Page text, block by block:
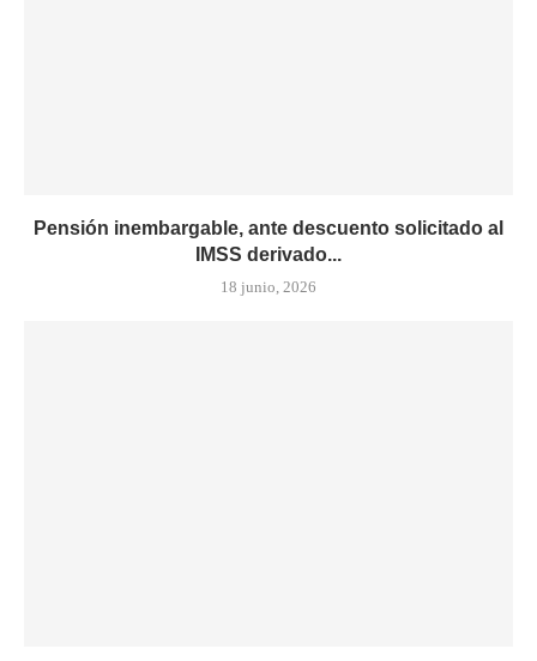
Pensión inembargable, ante descuento solicitado al
IMSS derivado...
18 junio, 2026